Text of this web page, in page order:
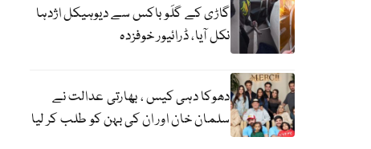
گاڑی کے گلَو باکس سے دیوہیکل اژدہا
نکل آیا، ڈرائیور خوفزدہ
دھوکا دہی کیس ، بھارتی عدالت نے
سلمان خان اور ان کی بہن کو طلب کر لیا